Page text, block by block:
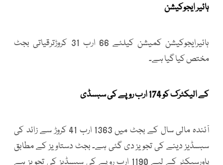
ہائیر ایجوکیشن
ہائیرایجوکیشن کمیشن کیلئے 66 ارب 31 کروڑترقیاتی بجٹ
مختص کیا گیا ہے۔
کے الیکٹرک کو 174 ارب روپے کی سبسڈی
آئندہ مالی سال کے بجٹ میں 1363 ارب 41 کروڑ سے زائد کی
سبسڈیز دینے کی تجویز دی گئی ہے۔ بجٹ دستاویز کے مطابق